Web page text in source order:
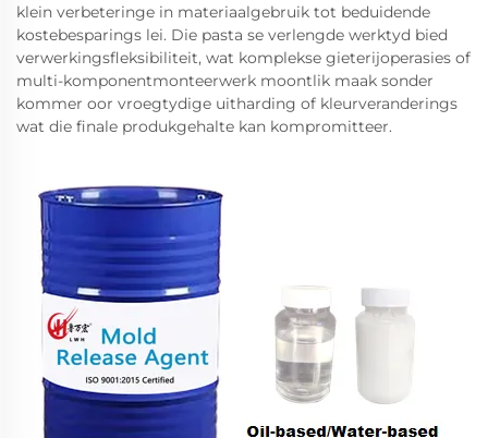
klein verbeteringe in materiaalgebruik tot beduidende
kostebesparings lei. Die pasta se verlengde werktyd bied
verwerkingsfleksibiliteit, wat komplekse gieterijoperasies of
multi-komponentmonteerwerk moontlik maak sonder
kommer oor vroegtydige uitharding of kleurveranderings
wat die finale produkgehalte kan kompromitteer.